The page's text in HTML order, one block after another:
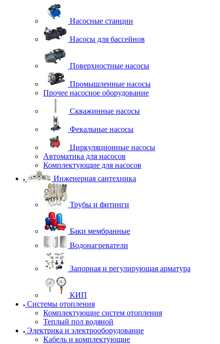
Насосные станции
Насосы для бассейнов
Поверхностные насосы
Промышленные насосы
Прочее насосное оборудование
Скважинные насосы
Фекальные насосы
Циркуляционные насосы
Автоматика для насосов
Комплектующие для насосов
Инженерная сантехника
Трубы и фитинги
Баки мембранные
Водонагреватели
Запорная и регулирующая арматура
КИП
Системы отопления
Комплектующие систем отопления
Теплый пол водяной
Электрика и электрооборудование
Кабель и комплектующие